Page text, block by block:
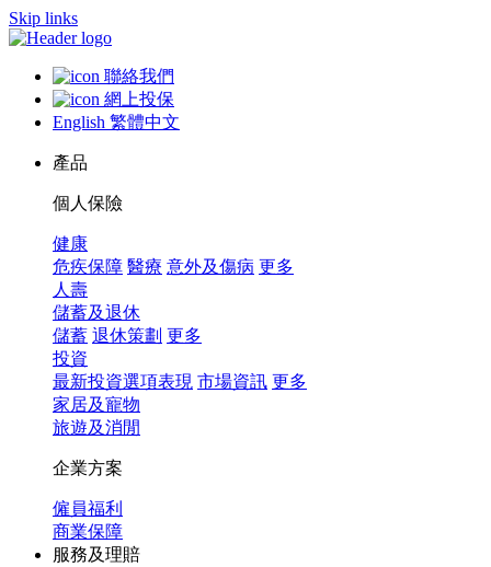
Skip links
聯絡我們
網上投保
English 繁體中文
產品
個人保險
健康
危疾保障 醫療 意外及傷病 更多
人壽
儲蓄及退休
儲蓄 退休策劃 更多
投資
最新投資選項表現 市場資訊 更多
家居及寵物
旅遊及消閒
企業方案
僱員福利
商業保障
服務及理賠